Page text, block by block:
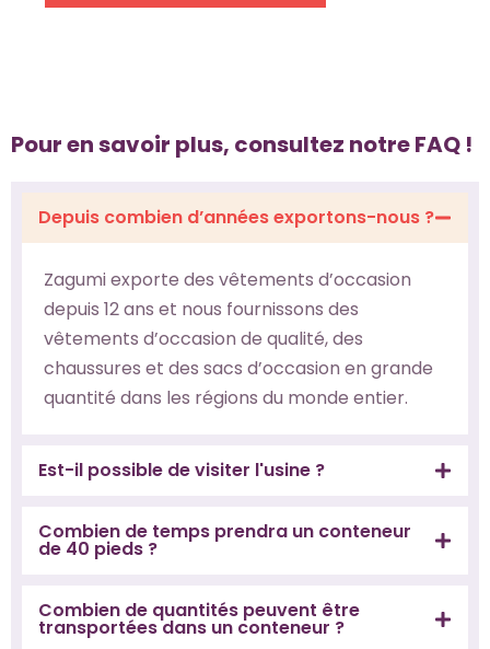
Pour en savoir plus, consultez notre FAQ !
Depuis combien d’années exportons-nous ?
Zagumi exporte des vêtements d’occasion
depuis 12 ans et nous fournissons des
vêtements d’occasion de qualité, des
chaussures et des sacs d’occasion en grande
quantité dans les régions du monde entier.
Est-il possible de visiter l'usine ?
Combien de temps prendra un conteneur
de 40 pieds ?
Combien de quantités peuvent être
transportées dans un conteneur ?